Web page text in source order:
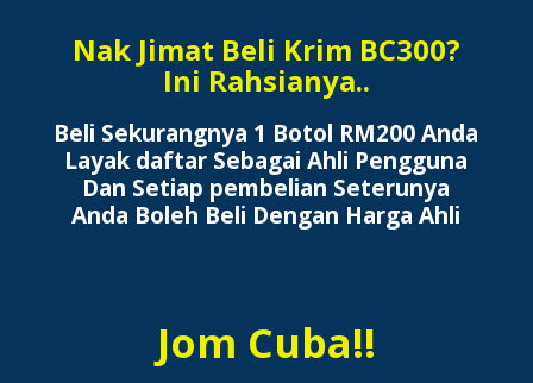
Nak Jimat Beli Krim BC300?
Ini Rahsianya..
Beli Sekurangnya 1 Botol RM200 Anda
Layak daftar Sebagai Ahli Pengguna
Dan Setiap pembelian Seterunya
Anda Boleh Beli Dengan Harga Ahli
Jom Cuba!!